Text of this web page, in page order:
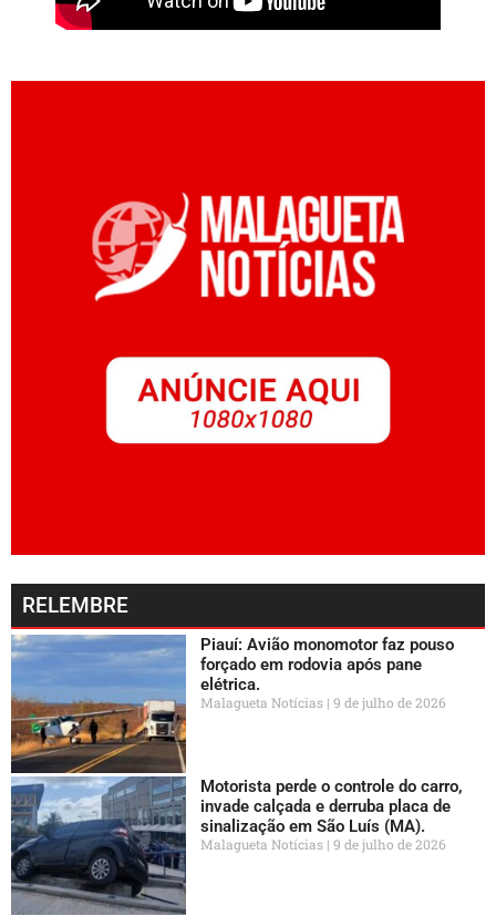
RELEMBRE
Piauí: Avião monomotor faz pouso
forçado em rodovia após pane
elétrica.
Malagueta Notícias 9 de julho de 2026
Motorista perde o controle do carro,
invade calçada e derruba placa de
sinalização em São Luís (MA).
Malagueta Notícias 9 de julho de 2026